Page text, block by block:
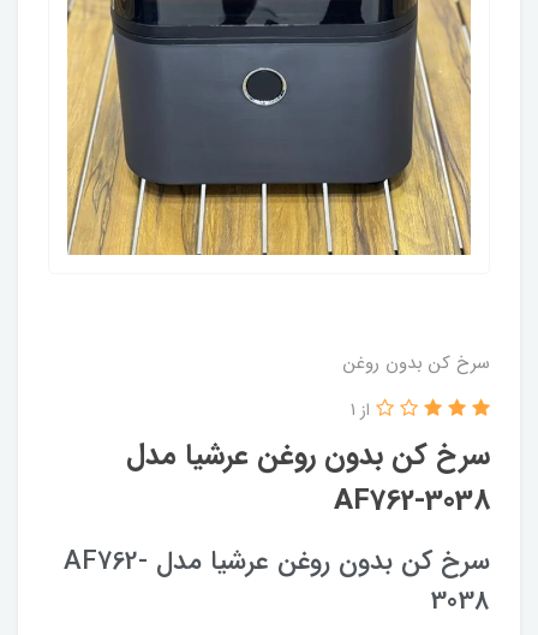
سرخ کن بدون روغن
سرخ کن بدون روغن عرشیا مدل
AF762-3038
از 1
سرخ کن بدون روغن عرشیا مدل AF762-
3038